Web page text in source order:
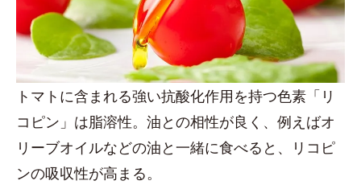
トマトに含まれる強い抗酸化作用を持つ色素「リ
コピン」は脂溶性。油との相性が良く、例えばオ
リーブオイルなどの油と一緒に食べると、リコピ
ンの吸収性が高まる。